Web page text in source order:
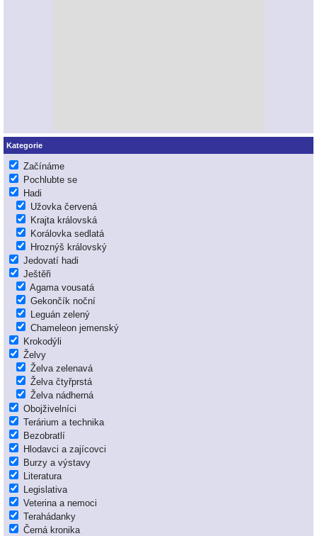
Kategorie
Začínáme
Pochlubte se
Hadi
Užovka červená
Krajta královská
Korálovka sedlatá
Hroznýš královský
Jedovatí hadi
Ještěři
Agama vousatá
Gekončík noční
Leguán zelený
Chameleon jemenský
Krokodýli
Želvy
Želva zelenavá
Želva čtyřprstá
Želva nádherná
Obojživelníci
Terárium a technika
Bezobratlí
Hlodavci a zajícovci
Burzy a výstavy
Literatura
Legislativa
Veterina a nemoci
Terahádanky
Černá kronika